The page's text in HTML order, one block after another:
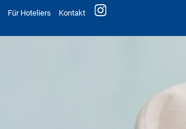
Für Hoteliers
Kontakt